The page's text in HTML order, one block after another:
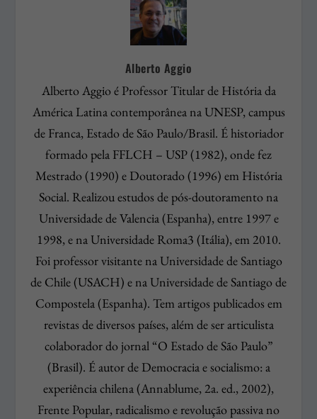
Alberto Aggio
Alberto Aggio é Professor Titular de História da
América Latina contemporânea na UNESP, campus
de Franca, Estado de São Paulo/Brasil. É historiador
formado pela FFLCH – USP (1982), onde fez
Mestrado (1990) e Doutorado (1996) em História
Social. Realizou estudos de pós-doutoramento na
Universidade de Valencia (Espanha), entre 1997 e
1998, e na Universidade Roma3 (Itália), em 2010.
Foi professor visitante na Universidade de Santiago
de Chile (USACH) e na Universidade de Santiago de
Compostela (Espanha). Tem artigos publicados em
revistas de diversos países, além de ser articulista
colaborador do jornal “O Estado de São Paulo”
(Brasil). É autor de Democracia e socialismo: a
experiência chilena (Annablume, 2a. ed., 2002),
Frente Popular, radicalismo e revolução passiva no